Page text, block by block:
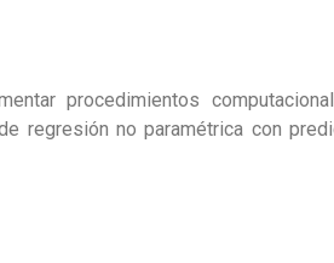
procedimientos
regresión no paramétrica con